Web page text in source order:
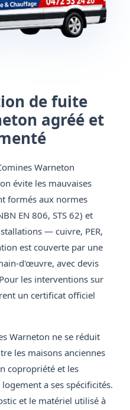
de fuite
agréé et
Warneton
évite les mauvaises
formés aux normes
EN 806, STS 62) et
— cuivre, PER,
est couverte par une
d'œuvre, avec devis
les interventions sur
un certificat officiel
Warneton ne se réduit
les maisons anciennes
copropriété et les
a ses spécificités.
et le matériel utilisé à